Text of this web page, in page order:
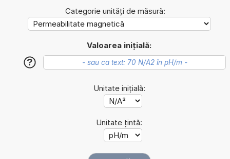
Categorie unități de măsură:
Valoarea inițială:
?
Unitate inițială:
Unitate țintă: